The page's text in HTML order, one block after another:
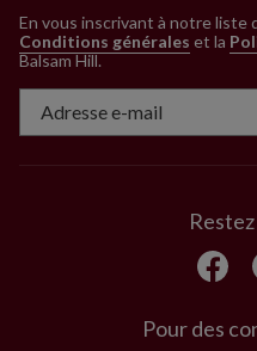
En vous inscrivant à notre liste
Conditions générales et la
Balsam Hill.
Pour des